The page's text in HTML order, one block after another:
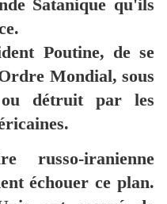
Satanique qu'ils
Poutine, de se
Mondial, sous
détruit par les
russo-iranienne
échouer ce plan.